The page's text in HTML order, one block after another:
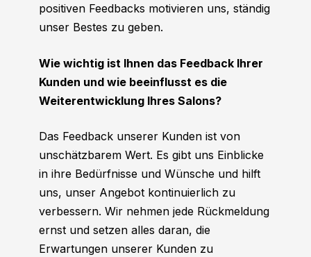
positiven Feedbacks motivieren uns, ständig
unser Bestes zu geben.
Wie wichtig ist Ihnen das Feedback Ihrer
Kunden und wie beeinflusst es die
Weiterentwicklung Ihres Salons?
Das Feedback unserer Kunden ist von
unschätzbarem Wert. Es gibt uns Einblicke
in ihre Bedürfnisse und Wünsche und hilft
uns, unser Angebot kontinuierlich zu
verbessern. Wir nehmen jede Rückmeldung
ernst und setzen alles daran, die
Erwartungen unserer Kunden zu